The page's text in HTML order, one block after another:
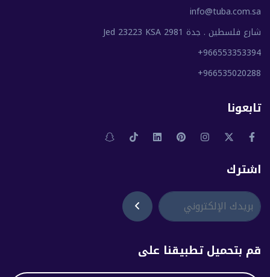
info@tuba.com.sa
شارع فلسطين . جدة 2981 Jed 23223 KSA
+966553353394
+966535020288
تابعونا
اشترك
قم بتحميل تطبيقنا على